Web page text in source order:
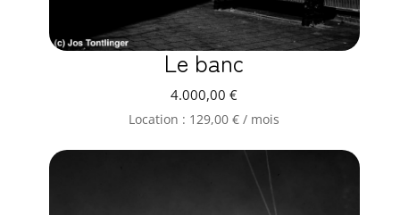
Le banc
4.000,00€
Location : 129,00€ / mois